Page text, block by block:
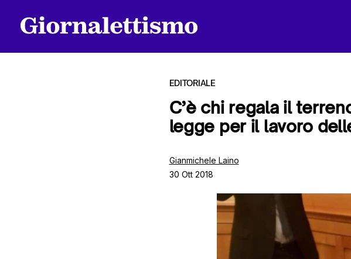
EDITORIALE
C’è chi regala il
legge per il lavoro
Gianmichele Laino
30 Ott 2018